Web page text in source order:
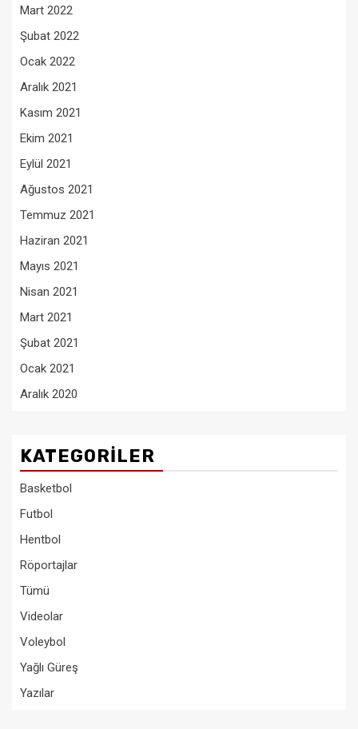
Mart 2022
Şubat 2022
Ocak 2022
Aralık 2021
Kasım 2021
Ekim 2021
Eylül 2021
Ağustos 2021
Temmuz 2021
Haziran 2021
Mayıs 2021
Nisan 2021
Mart 2021
Şubat 2021
Ocak 2021
Aralık 2020
KATEGORILER
Basketbol
Futbol
Hentbol
Röportajlar
Tümü
Videolar
Voleybol
Yağlı Güreş
Yazılar